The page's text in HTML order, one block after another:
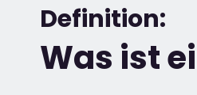
Definition:
Was ist